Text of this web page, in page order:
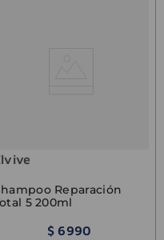
Reparación
5 200ml
$ 6990